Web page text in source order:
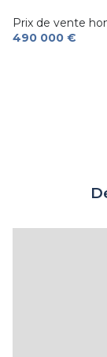
Prix de vente
490 000 €